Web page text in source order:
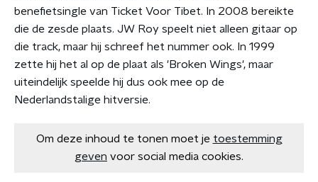
benefietsingle van Ticket Voor Tibet. In 2008 bereikte
die de zesde plaats. JW Roy speelt niet alleen gitaar op
die track, maar hij schreef het nummer ook. In 1999
zette hij het al op de plaat als 'Broken Wings', maar
uiteindelijk speelde hij dus ook mee op de
Nederlandstalige hitversie.
Om deze inhoud te tonen moet je toestemming
geven voor social media cookies.